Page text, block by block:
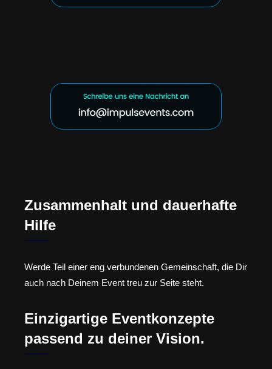
Zusammenhalt und dauerhafte
Hilfe
Werde Teil einer eng verbundenen Gemeinschaft, die Dir
auch nach Deinem Event treu zur Seite steht.
Einzigartige Eventkonzepte
passend zu deiner Vision.